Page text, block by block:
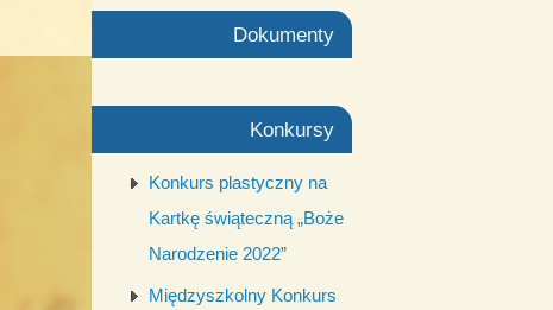
Dokumenty
Konkursy
Konkurs plastyczny na
Kartkę świąteczną „Boże
Narodzenie 2022”
Międzyszkolny Konkurs